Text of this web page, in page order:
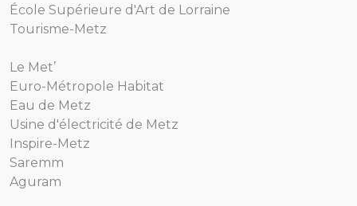
École Supérieure d'Art de Lorraine
Tourisme-Metz
Le Met’
Euro-Métropole Habitat
Eau de Metz
Usine d'électricité de Metz
Inspire-Metz
Saremm
Aguram